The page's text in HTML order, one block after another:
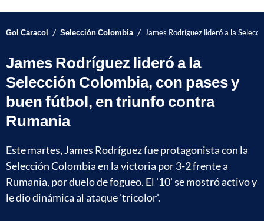
Gol Caracol / Selección Colombia / James Rodríguez lideró a la
James Rodríguez lideró a la
Selección Colombia, con pases y
buen fútbol, en triunfo contra
Rumania
Este martes, James Rodríguez fue protagonista con la
Selección Colombia en la victoria por 3-2 frente a
Rumania, por duelo de fogueo. El '10' se mostró activo y
le dio dinámica al ataque 'tricolor'.